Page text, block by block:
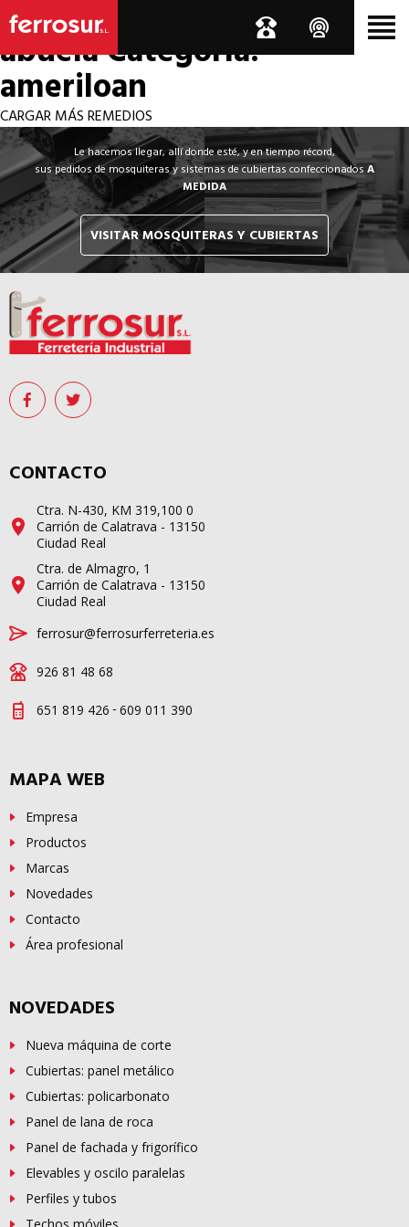
Los por si acaso de la
abuelaCategoría:
ameriloan
CARGAR MÁS REMEDIOS
Le hacemos llegar, allí donde esté, y en tiempo récord,
sus pedidos de mosquiteras y sistemas de cubiertas confeccionadosA
MEDIDA
VISITAR MOSQUITERAS Y CUBIERTAS
CONTACTO
Ctra. N-430, KM 319,100 0
Carrión de Calatrava - 13150
Ciudad Real
Ctra. de Almagro, 1
Carrión de Calatrava - 13150
Ciudad Real
ferrosur@ferrosurferreteria.es
926 81 48 68
651 819 426 - 609 011 390
MAPA WEB
Empresa
Productos
Marcas
Novedades
Contacto
Área profesional
NOVEDADES
Nueva máquina de corte
Cubiertas: panel metálico
Cubiertas: policarbonato
Panel de lana de roca
Panel de fachada y frigorífico
Elevables y oscilo paralelas
Perfiles y tubos